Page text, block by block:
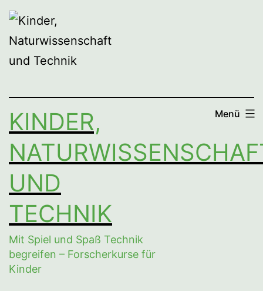
Zum
Inhalt
springen
KINDER,
UND
TECHNIK
Mit Spiel und Spaß Technik
begreifen – Forscherkurse für
Kinder
Menü